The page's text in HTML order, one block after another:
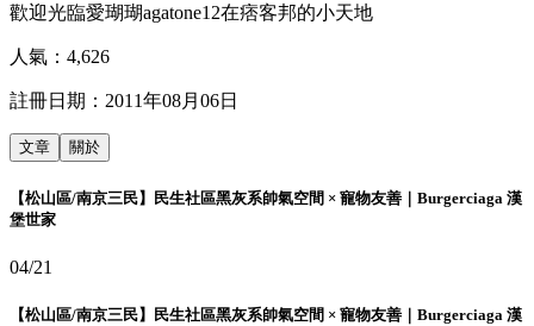
歡迎光臨愛瑚瑚agatone12在痞客邦的小天地
人氣： 4,626
註冊日期： 2011年08月06日
文章 關於
【松山區/南京三民】民生社區黑灰系帥氣空間 × 寵物友善｜Burgerciaga 漢
堡世家
04/21
【松山區/南京三民】民生社區黑灰系帥氣空間 × 寵物友善｜Burgerciaga 漢